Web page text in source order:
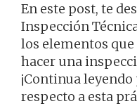
En este post, te
Inspección
los elementos
hacer una
¡Continua
respecto a esta